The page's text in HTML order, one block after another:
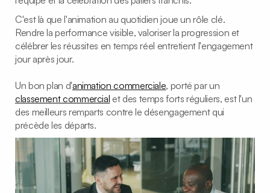
C'est là que l'animation au quotidien joue un rôle clé.
Rendre la performance visible, valoriser la progression et
célébrer les réussites en temps réel entretient l'engagement
jour après jour.
Un bon plan d'animation commerciale, porté par un
classement commercial et des temps forts réguliers, est l'un
des meilleurs remparts contre le désengagement qui
précède les départs.